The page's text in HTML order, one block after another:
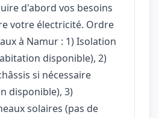
d'abord vos besoins
votre électricité. Ordre
à Namur : 1) Isolation
disponible), 2)
si nécessaire
disponible), 3)
solaires (pas de